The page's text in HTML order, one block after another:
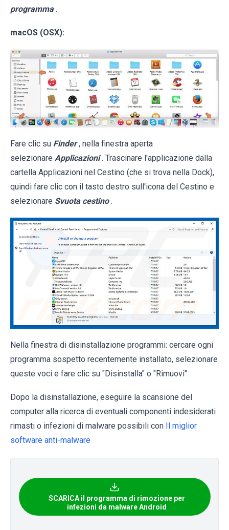
programma .
macOS (OSX):
Fare clic su Finder , nella finestra aperta
selezionare Applicazioni . Trascinare l'applicazione dalla
cartella Applicazioni nel Cestino (che si trova nella Dock),
quindi fare clic con il tasto destro sull'icona del Cestino e
selezionare Svuota cestino .
Nella finestra di disinstallazione programmi: cercare ogni
programma sospetto recentemente installato, selezionare
queste voci e fare clic su "Disinstalla" o "Rimuovi".
Dopo la disinstallazione, eseguire la scansione del
computer alla ricerca di eventuali componenti indesiderati
rimasti o infezioni di malware possibili con Il miglior
software anti-malware
SCARICA il programma di rimozione per
infezioni da malware Android